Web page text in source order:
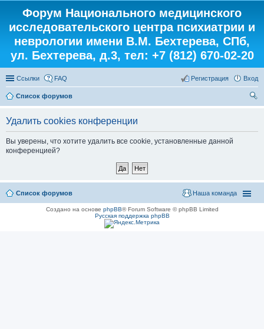
Форум Национального медицинского
исследовательского центра психиатрии и
неврологии имени В.М. Бехтерева, СПб,
ул. Бехтерева, д.3, тел: +7 (812) 670-02-20
Ссылки FAQ Вход
Регистрация
Список форумов
Удалить cookies конференции
Вы уверены, что хотите удалить все cookie, установленные данной
конференцией?
Список форумов Наша команда
Создано на основе phpBB® Forum Software © phpBB Limited
Русская поддержка phpBB